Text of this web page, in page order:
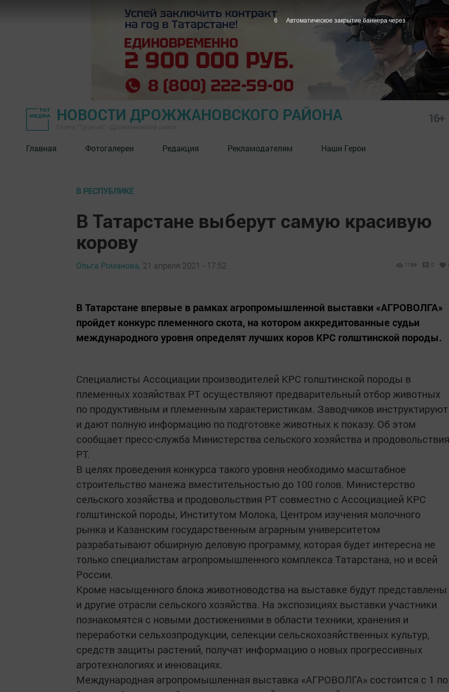
НОВОСТИ ДРОЖЖАНОВСКОГО РАЙОНА 16+
Главная Фотогалереи Редакция Рекламодателям Наши Герои
В РЕСПУБЛИКЕ
В Татарстане выберут самую красивую
корову
Ольга Романова, 21 апреля 2021 - 17:52 1166 0
В Татарстане впервые в рамках агропромышленной выставки «АГРОВОЛГА»
пройдет конкурс племенного скота, на котором аккредитованные судьи
международного уровня определят лучших коров КРС голштинской породы.
Специалисты Ассоциации производителей КРС голштинской породы в
племенных хозяйствах РТ осуществляют предварительный отбор животных
по продуктивным и племенным характеристикам. Заводчиков инструктируют
и дают полную информацию по подготовке животных к показу. Об этом
сообщает пресс-служба Министерства сельского хозяйства и продовольствия
РТ.​ ​ ​ ​ ​ ​ ​
В целях проведения конкурса такого уровня необходимо масштабное
строительство манежа вместительностью до 100 голов.​ Министерство
сельского хозяйства и продовольствия РТ совместно​ с Ассоциацией КРС
голштинской породы, Институтом Молока, Центром изучения молочного
рынка и Казанским государственным аграрным университетом
разрабатывают обширную деловую программу, которая будет интересна не
только специалистам агропромышленного комплекса Татарстана, но и всей
России.
Кроме насыщенного блока животноводства на выставке будут представлены
и другие отрасли сельского хозяйства. На экспозициях выставки участники
познакомятся с новыми достижениями в области техники, хранения и
переработки сельхозпродукции, селекции сельскохозяйственных культур,
средств защиты растений, получат информацию о новых прогрессивных
агротехнологиях и инновациях.​
Международная агропромышленная выставка «АГРОВОЛГА» состоится с 1 по
5 Автоматическое закрытие баннера через